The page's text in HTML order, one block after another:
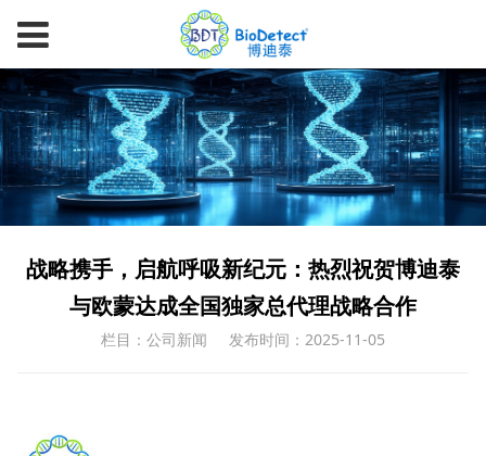
战略携手，启航呼吸新纪元：热烈祝贺博迪泰
与欧蒙达成全国独家总代理战略合作
栏目：公司新闻 发布时间：2025-11-05